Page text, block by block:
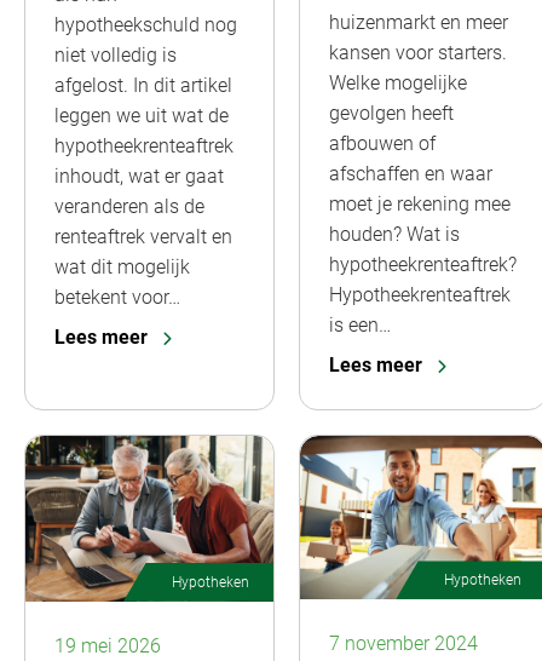
hypotheekschuld nog
niet volledig is
afgelost. In dit artikel
leggen we uit wat de
hypotheekrenteaftrek
inhoudt, wat er gaat
veranderen als de
renteaftrek vervalt en
wat dit mogelijk
betekent voor…
Lees meer
huizenmarkt en meer
kansen voor starters.
Welke mogelijke
gevolgen heeft
afbouwen of
afschaffen en waar
moet je rekening mee
houden? Wat is
hypotheekrenteaftrek?
Hypotheekrenteaftrek
is een…
Lees meer
Hypotheken
19 mei 2026
Hypotheken
7 november 2024